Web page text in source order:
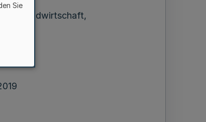
Landwirtschaft,
Sie